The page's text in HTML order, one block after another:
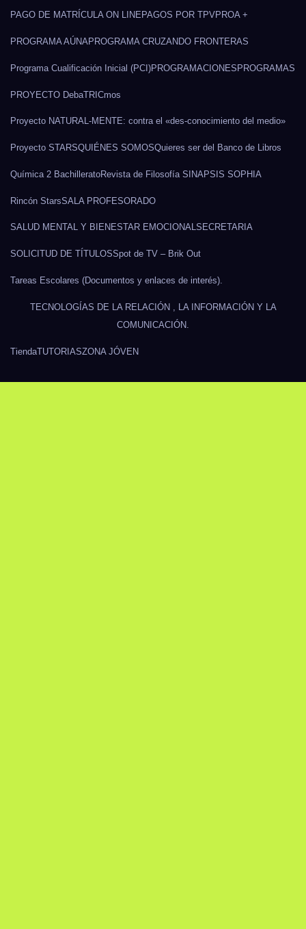
PAGO DE MATRÍCULA ON LINE PAGOS POR TPVPROA +
PROGRAMA AÚNA PROGRAMA CRUZANDO FRONTERAS
Programa Cualificación Inicial (PCI)PROGRAMACIONES PROGRAMAS
PROYECTO DebaTRICmos
Proyecto NATURAL-MENTE: contra el «des-conocimiento del medio»
Proyecto STARSQUIÉNES SOMOSQuieres ser del Banco de Libros
Química 2 BachilleratoRevista de Filosofía SINAPSIS SOPHIA
Rincón StarsSALA PROFESORADO
SALUD MENTAL Y BIENESTAR EMOCIONALSECRETARIA
SOLICITUD DE TÍTULOSSpot de TV – Brik Out
Tareas Escolares (Documentos y enlaces de interés).
TECNOLOGÍAS DE LA RELACIÓN , LA INFORMACIÓN Y LA
COMUNICACIÓN.
TiendaTUTORIASZONA JÓVEN